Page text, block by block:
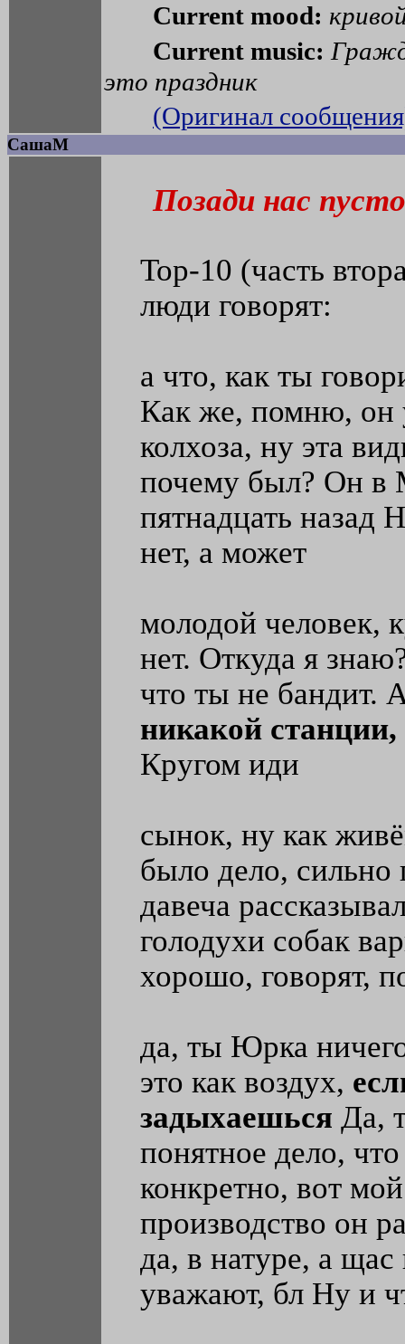
Current mood:
Current music:
это праздник
(Оригинал
СашаМ
Позади нас
Тор-10 (часть
люди говорят:
а что, как ты
Как же, помню, он
колхоза, ну эта
почему был? Он в
пятнадцать назад
нет, а может
молодой человек,
нет. Откуда я
что ты не бандит.
никакой станции,
Кругом иди
сынок, ну как
было дело,
давеча
голодухи собак
хорошо, говорят,
да, ты Юрка
это как воздух,
задыхаешься Да,
понятное дело,
конкретно, вот
производство он
да, в натуре, а
уважают, бл Ну и